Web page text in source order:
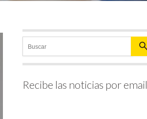
Recibe las noticias por email